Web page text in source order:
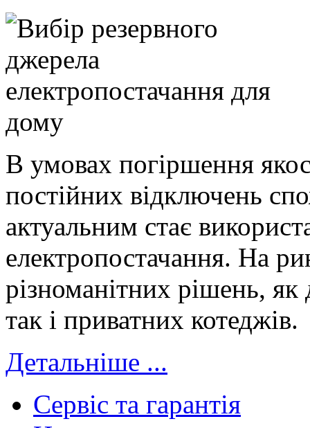
В умовах погіршення
постійних відключень
актуальним стає
електропостачання. На
різноманітних рішень, як
так і приватних котеджів.
Детальніше ...
Сервіс та гарантія